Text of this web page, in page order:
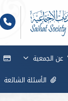
عن الجمعية
الأسئلة الشائعة